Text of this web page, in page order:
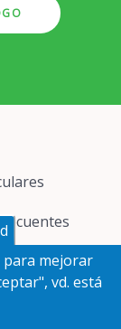
para mejorar
vd. está